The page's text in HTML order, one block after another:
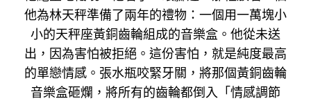
他為林天秤準備了兩年的禮物：一個用一萬塊小
小的天秤座黃銅齒輪組成的音樂盒。他從未送
出，因為害怕被拒絕。這份害怕，就是純度最高
的單戀情感。張水瓶咬緊牙關，將那個黃銅齒輪
音樂盒砸爛，將所有的齒輪都倒入「情感調節